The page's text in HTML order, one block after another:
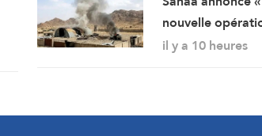
nouvelle
des
il y a 10 heures